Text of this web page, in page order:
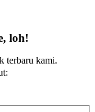
loh!
terbaru kami.